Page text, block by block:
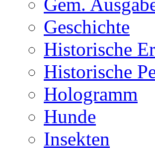
Gem.
Geschichte
Historische
Historische
Hologramm
Hunde
Insekten